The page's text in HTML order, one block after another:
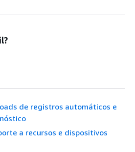
de registros automáticos e
a recursos e dispositivos